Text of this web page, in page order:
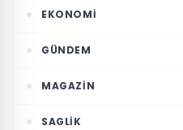
EKONOMI
GÜNDEM
MAGAZIN
SAGLIK